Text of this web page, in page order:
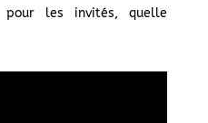
les invités, quelle